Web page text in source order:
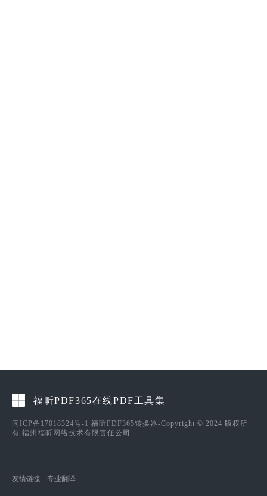
福昕PDF365在线PDF工具集
闽ICP备17018324号-1 福昕PDF365转换器-Copyright © 2024 版权所
有 福州福昕网络技术有限责任公司
友情链接: 专业翻译